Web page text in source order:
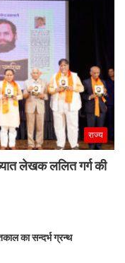
राज्य
लेखक ललित गर्ग की
का सन्दर्भ ग्रन्थ